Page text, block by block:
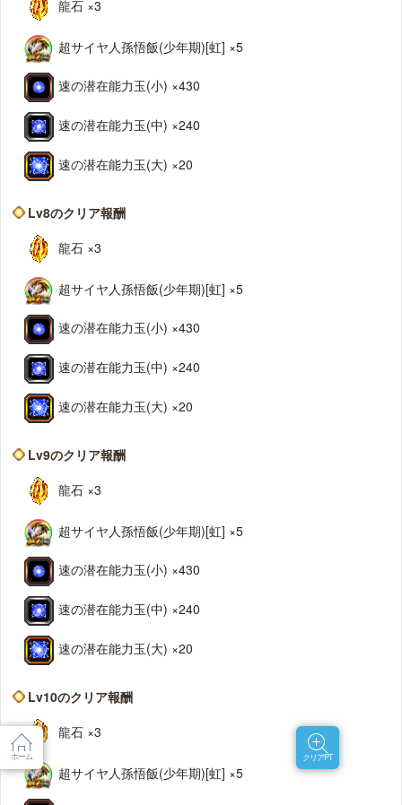
クリアPT
龍石 ×3
超サイヤ人孫悟飯(少年期)[虹] ×5
速の潜在能力玉(小) ×430
速の潜在能力玉(中) ×240
速の潜在能力玉(大) ×20
Lv8のクリア報酬
龍石 ×3
超サイヤ人孫悟飯(少年期)[虹] ×5
速の潜在能力玉(小) ×430
速の潜在能力玉(中) ×240
速の潜在能力玉(大) ×20
Lv9のクリア報酬
龍石 ×3
超サイヤ人孫悟飯(少年期)[虹] ×5
速の潜在能力玉(小) ×430
速の潜在能力玉(中) ×240
速の潜在能力玉(大) ×20
Lv10のクリア報酬
龍石 ×3
超サイヤ人孫悟飯(少年期)[虹] ×5
ホーム